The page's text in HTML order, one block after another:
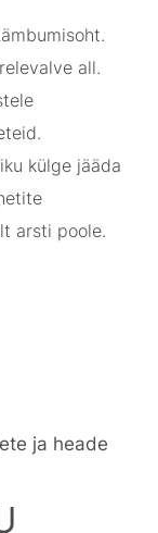
all.
külge jääda
arsti poole.
ja heade